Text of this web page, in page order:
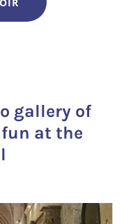
gallery of
at the